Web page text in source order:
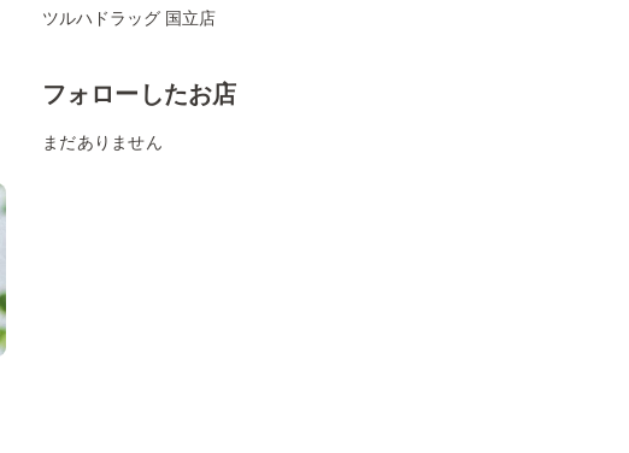
ツルハドラッグ 国立店
フォローしたお店
まだありません